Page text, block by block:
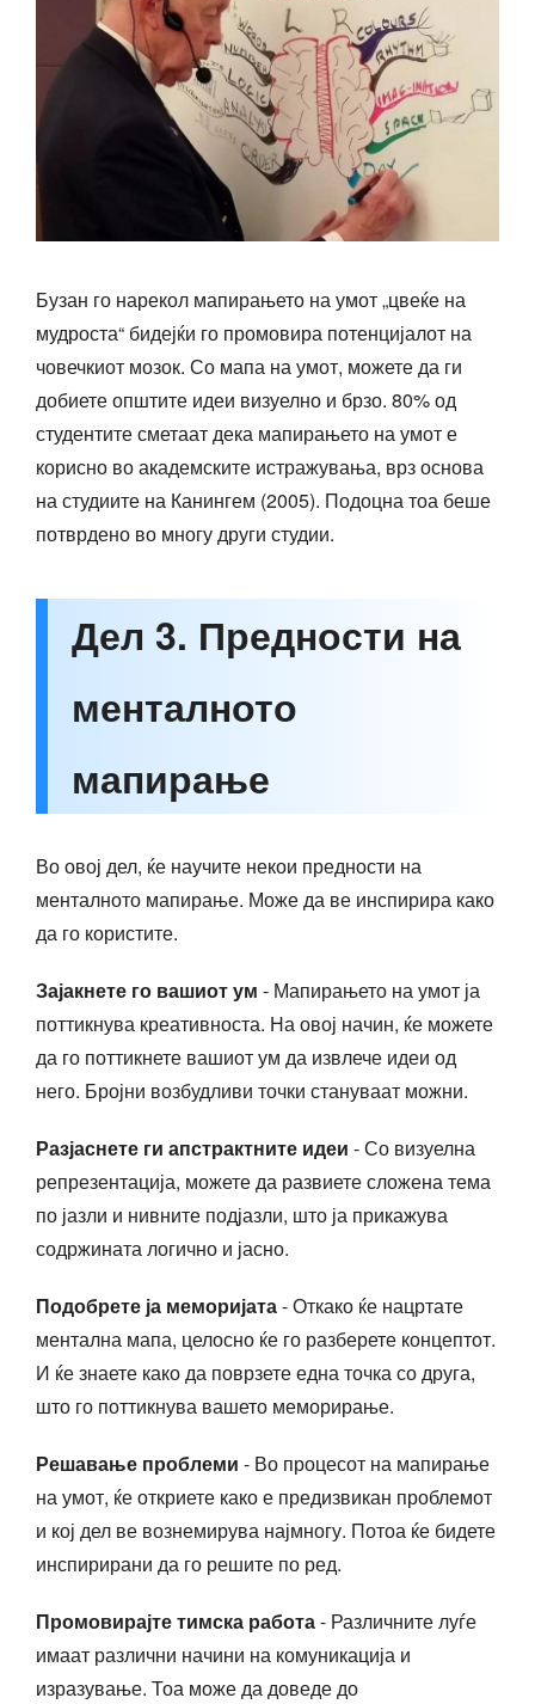
Бузан го нарекол мапирањето на умот „цвеќе на
мудроста“ бидејќи го промовира потенцијалот на
човечкиот мозок. Со мапа на умот, можете да ги
добиете општите идеи визуелно и брзо. 80% од
студентите сметаат дека мапирањето на умот е
корисно во академските истражувања, врз основа
на студиите на Канингем (2005). Подоцна тоа беше
потврдено во многу други студии.
Дел 3. Предности на
менталното
мапирање
Во овој дел, ќе научите некои предности на
менталното мапирање. Може да ве инспирира како
да го користите.
Зајакнете го вашиот ум - Мапирањето на умот ја
поттикнува креативноста. На овој начин, ќе можете
да го поттикнете вашиот ум да извлече идеи од
него. Бројни возбудливи точки стануваат можни.
Разјаснете ги апстрактните идеи - Со визуелна
репрезентација, можете да развиете сложена тема
по јазли и нивните подјазли, што ја прикажува
содржината логично и јасно.
Подобрете ја меморијата- Откако ќе нацртате
ментална мапа, целосно ќе го разберете концептот.
И ќе знаете како да поврзете една точка со друга,
што го поттикнува вашето меморирање.
Решавање проблеми - Во процесот на мапирање
на умот, ќе откриете како е предизвикан проблемот
и кој дел ве вознемирува најмногу. Потоа ќе бидете
инспирирани да го решите по ред.
Промовирајте тимска работа- Различните луѓе
имаат различни начини на комуникација и
изразување. Тоа може да доведе до